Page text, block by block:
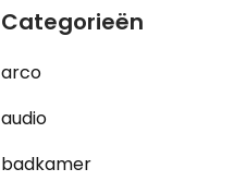
Categorieën
arco
audio
badkamer